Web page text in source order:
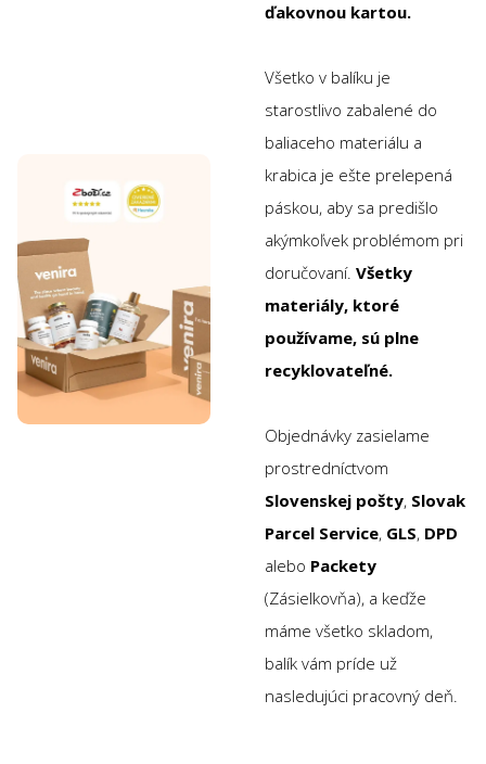
ďakovnou kartou.
Všetko v balíku je
starostlivo zabalené do
baliaceho materiálu a
krabica je ešte prelepená
páskou, aby sa predišlo
akýmkoľvek problémom pri
doručovaní. Všetky
materiály, ktoré
používame, sú plne
recyklovateľné.
Objednávky zasielame
prostredníctvom
Slovenskej pošty, Slovak
Parcel Service, GLS, DPD
alebo Packety
(Zásielkovňa), a keďže
máme všetko skladom,
balík vám príde už
nasledujúci pracovný deň.